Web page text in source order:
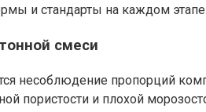
и стандарты на каждом этапе.
смеси
несоблюдение пропорций
пористости и плохой